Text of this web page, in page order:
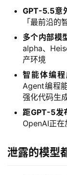
GPT-5.5意
「最前沿的
多个内部模
alpha、
产环境
智能体编程
Agent编程
强化代码生
距GPT-5发
OpenAI正在
泄露的模型